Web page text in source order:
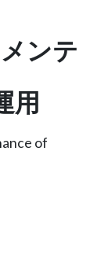
ンテ
用
of